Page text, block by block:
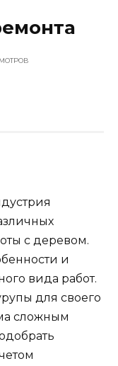
с деревом.
и
вида работ.
для своего
сложным